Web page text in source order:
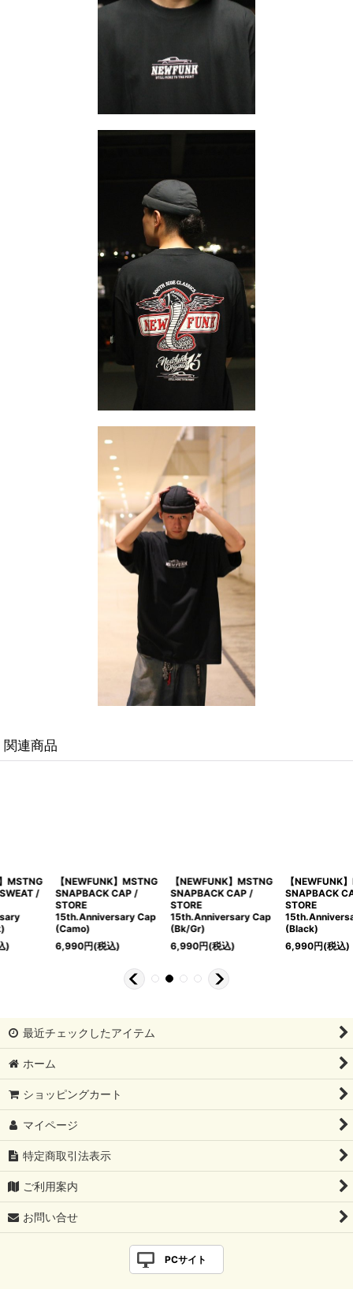
関連商品
【NEWFUNK】MSTNG
SNAPBACK CAP /
15th.Anniversary Cap
6,990
(税込)
【NEWFUNK】MSTNG
SNAPBACK CAP /
15th.Anniversary Cap
(税込)
【NEWFUNK】MSTNG
SNAPBACK CAP /
15th.Anniversary Cap
(税込)
最近チェックしたアイテム
ホーム
ショッピングカート
マイページ
特定商取引法表示
ご利用案内
お問い合せ
PCサイト